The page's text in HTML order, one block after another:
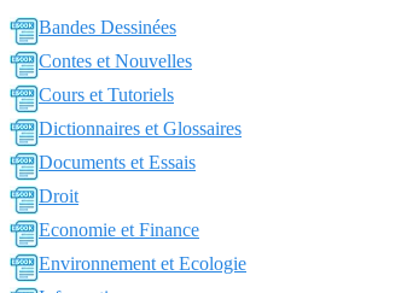
Bandes Dessinées
Contes et Nouvelles
Cours et Tutoriels
Dictionnaires et Glossaires
Documents et Essais
Droit
Economie et Finance
Environnement et Ecologie